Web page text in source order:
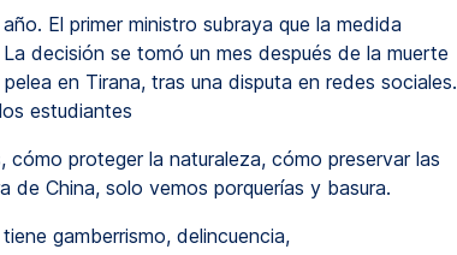
El primer ministro subraya que la medida
decisión se tomó un mes después de la muerte
en Tirana, tras una disputa en redes sociales.
estudiantes
cómo proteger la naturaleza, cómo preservar las
de China, solo vemos porquerías y basura.
gamberrismo, delincuencia,